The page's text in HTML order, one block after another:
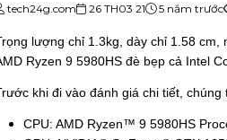
tech24g.com 26 TH03 21 5 năm trước
lượng chỉ 1.3kg, dày chỉ 1.58
Ryzen 9 5980HS đè bẹp cả Intel
khi đi vào đánh giá chi tiết, chúng
CPU: AMD Ryzen™ 9 5980HS